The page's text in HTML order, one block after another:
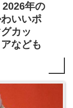
年の
いいポ
カッ
なども